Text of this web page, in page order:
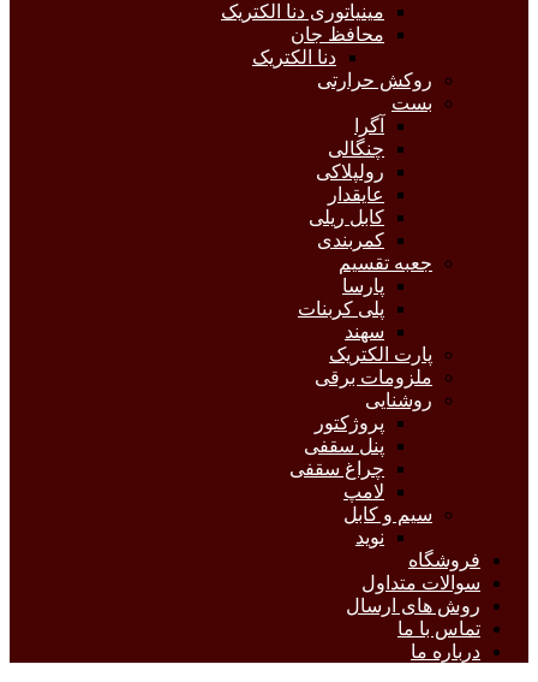
مینیاتوری دنا الکتریک
محافظ جان
دنا الکتریک
روکش حرارتی
بست
آگرا
چنگالی
رولپلاکی
عایقدار
کابل ریلی
کمربندی
جعبه تقسیم
پارسا
پلی کربنات
سهند
پارت الکتریک
ملزومات برقی
روشنایی
پروژکتور
پنل سقفی
چراغ سقفی
لامپ
سیم و کابل
نوید
فروشگاه
سوالات متداول
روش های ارسال
تماس با ما
درباره ما